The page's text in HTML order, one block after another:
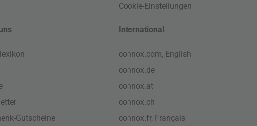
Cookie-Einstellungen
Gutscheine
International
connox.com, English
connox.de
connox.at
connox.ch
connox.fr, Français